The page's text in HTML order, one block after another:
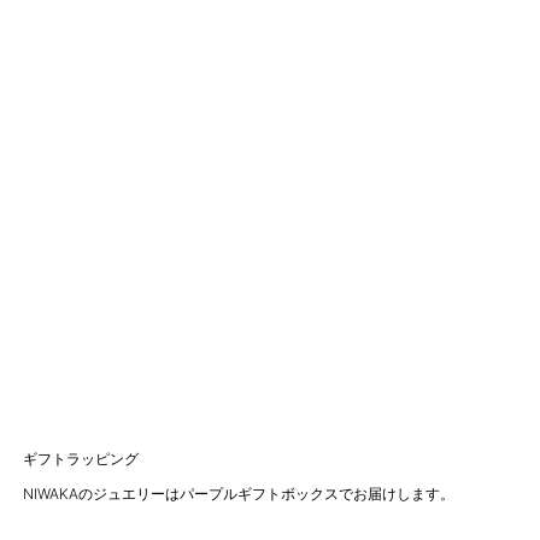
ギフトラッピング
NIWAKAのジュエリーはパープルギフトボックスでお届けします。